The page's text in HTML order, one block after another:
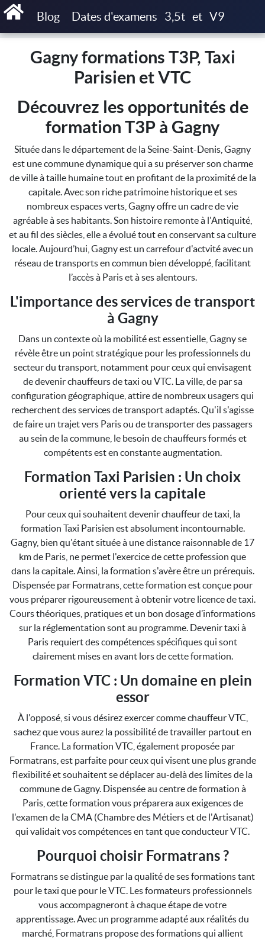
Blog Dates d'examens 3,5t et V9
Accueil Gagny formations T3P, Taxi Parisien et VTC
Gagny formations T3P, Taxi
Parisien et VTC
Découvrez les opportunités de
formation T3P à Gagny
Située dans le département de la Seine-Saint-Denis, Gagny
est une commune dynamique qui a su préserver son charme
de ville à taille humaine tout en profitant de la proximité de la
capitale. Avec son riche patrimoine historique et ses
nombreux espaces verts, Gagny offre un cadre de vie
agréable à ses habitants. Son histoire remonte à l'Antiquité,
et au fil des siècles, elle a évolué tout en conservant sa culture
locale. Aujourd’hui, Gagny est un carrefour d'actvité avec un
réseau de transports en commun bien développé, facilitant
l’accès à Paris et à ses alentours.
L'importance des services de transport
à Gagny
Dans un contexte où la mobilité est essentielle, Gagny se
révèle être un point stratégique pour les professionnels du
secteur du transport, notamment pour ceux qui envisagent
de devenir chauffeurs de taxi ou VTC. La ville, de par sa
configuration géographique, attire de nombreux usagers qui
recherchent des services de transport adaptés. Qu'il s'agisse
de faire un trajet vers Paris ou de transporter des passagers
au sein de la commune, le besoin de chauffeurs formés et
compétents est en constante augmentation.
Formation Taxi Parisien : Un choix
orienté vers la capitale
Pour ceux qui souhaitent devenir chauffeur de taxi, la
formation Taxi Parisien est absolument incontournable.
Gagny, bien qu'étant située à une distance raisonnable de 17
km de Paris, ne permet l'exercice de cette profession que
dans la capitale. Ainsi, la formation s'avère être un prérequis.
Dispensée par Formatrans, cette formation est conçue pour
vous préparer rigoureusement à obtenir votre licence de taxi.
Cours théoriques, pratiques et un bon dosage d’informations
sur la réglementation sont au programme. Devenir taxi à
Paris requiert des compétences spécifiques qui sont
clairement mises en avant lors de cette formation.
Formation VTC : Un domaine en plein
essor
À l'opposé, si vous désirez exercer comme chauffeur VTC,
sachez que vous aurez la possibilité de travailler partout en
France. La formation VTC, également proposée par
Formatrans, est parfaite pour ceux qui visent une plus grande
flexibilité et souhaitent se déplacer au-delà des limites de la
commune de Gagny. Dispensée au centre de formation à
Paris, cette formation vous préparera aux exigences de
l'examen de la CMA (Chambre des Métiers et de l'Artisanat)
qui validait vos compétences en tant que conducteur VTC.
Pourquoi choisir Formatrans ?
Formatrans se distingue par la qualité de ses formations tant
pour le taxi que pour le VTC. Les formateurs professionnels
vous accompagneront à chaque étape de votre
apprentissage. Avec un programme adapté aux réalités du
marché, Formatrans propose des formations qui allient